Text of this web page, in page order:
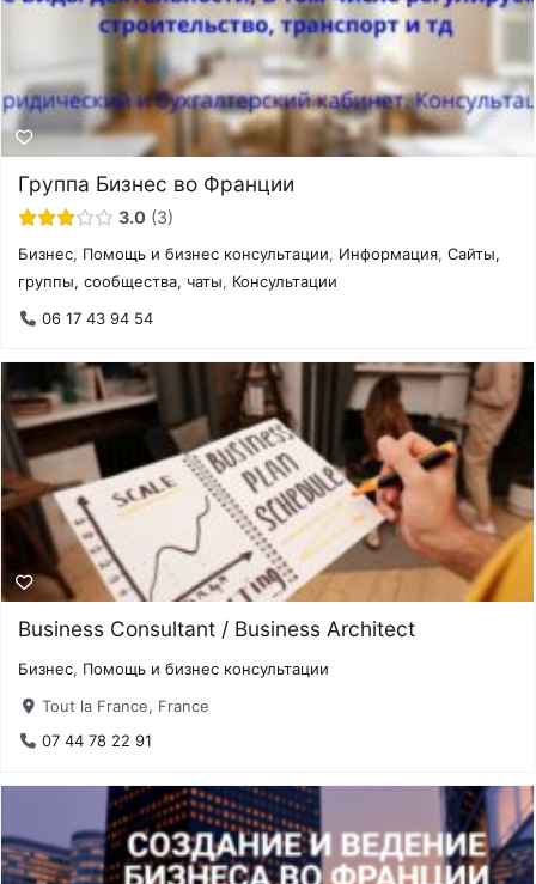
Группа Бизнес во Франции
3.0 3
Бизнес, Помощь и бизнес консультации, Информация,Сайты,
группы, сообщества, чаты, Консультации
06 17 43 94 54
Business Consultant / Business Architect
Бизнес, Помощь и бизнес консультации
Tout la France, France
07 44 78 22 91